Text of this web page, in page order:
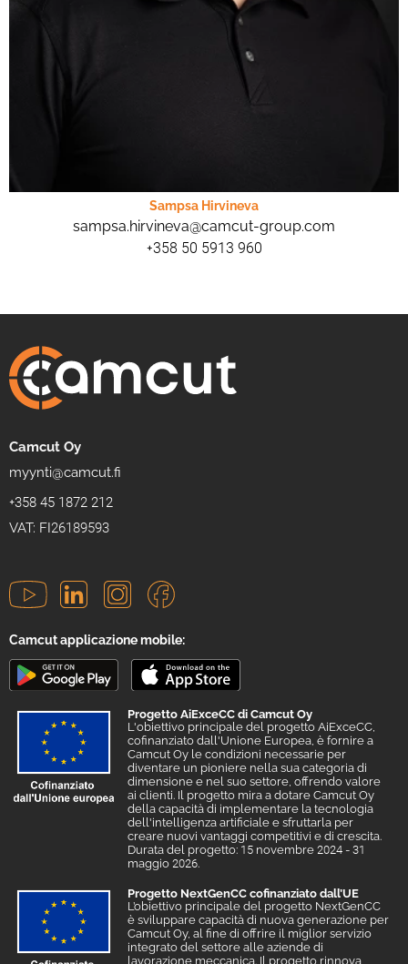
Sampsa Hirvineva
sampsa.hirvineva@camcut-group.com
+358 50 5913 960
Camcut Oy
myynti@camcut.fi
+358 45 1872 212
VAT: FI26189593
Camcut applicazione mobile:
Progetto AiExceCC di Camcut Oy
L'obiettivo principale del progetto AiExceCC,
cofinanziato dall'Unione Europea, è fornire a
Camcut Oy le condizioni necessarie per
diventare un pioniere nella sua categoria di
dimensione e nel suo settore, offrendo valore
ai clienti. Il progetto mira a dotare Camcut Oy
della capacità di implementare la tecnologia
dell'intelligenza artificiale e sfruttarla per
creare nuovi vantaggi competitivi e di crescita.
Durata del progetto: 15 novembre 2024 - 31
maggio 2026.
Progetto NextGenCC cofinanziato dall’UE
L’obiettivo principale del progetto NextGenCC
è sviluppare capacità di nuova generazione per
Camcut Oy, al fine di offrire il miglior servizio
integrato del settore alle aziende di
lavorazione meccanica. Il progetto rinnova